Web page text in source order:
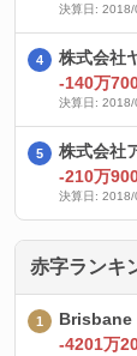
決算日: 2018/
株式会社
-140万
決算日: 2018/
株式会社
-210万
決算日: 2018/
赤字ランキ
Brisbane
-4201万